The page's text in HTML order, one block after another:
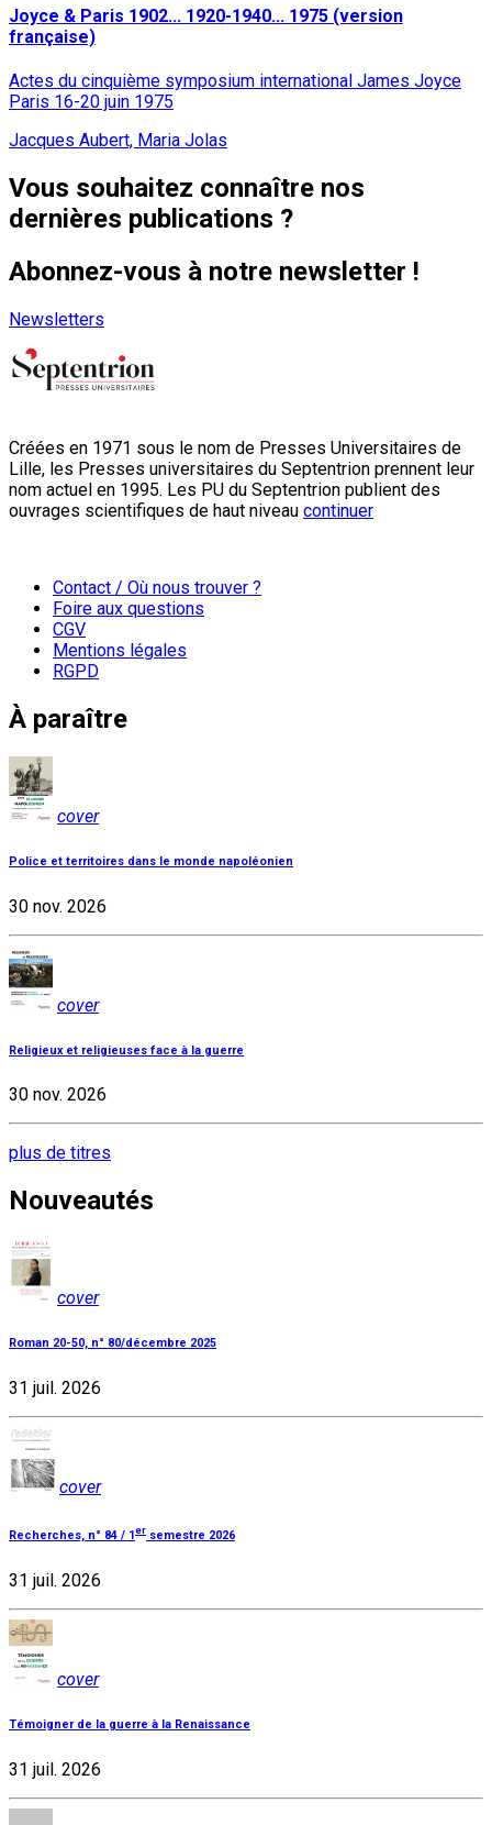
Joyce & Paris 1902... 1920-1940... 1975 (version
française)
Actes du cinquième symposium international James Joyce
Paris 16-20 juin 1975
Jacques Aubert, Maria Jolas
Vous souhaitez connaître nos
dernières publications ?
Abonnez-vous à notre newsletter !
Newsletters
Créées en 1971 sous le nom de Presses Universitaires de
Lille, les Presses universitaires du Septentrion prennent leur
nom actuel en 1995. Les PU du Septentrion publient des
ouvrages scientifiques de haut niveau continuer
Contact / Où nous trouver ?
Foire aux questions
CGV
Mentions légales
RGPD
À paraître
cover
Police et territoires dans le monde napoléonien
30 nov. 2026
cover
Religieux et religieuses face à la guerre
30 nov. 2026
plus de titres
Nouveautés
cover
Roman 20-50, n° 80/décembre 2025
31 juil. 2026
cover
Recherches, n° 84 / 1er semestre 2026
31 juil. 2026
cover
Témoigner de la guerre à la Renaissance
31 juil. 2026